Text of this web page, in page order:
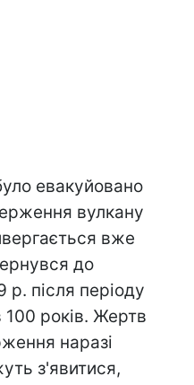
евакуйовано
вулкану
вже
до
р. після періоду
років. Жертв
наразі
з'явитися,